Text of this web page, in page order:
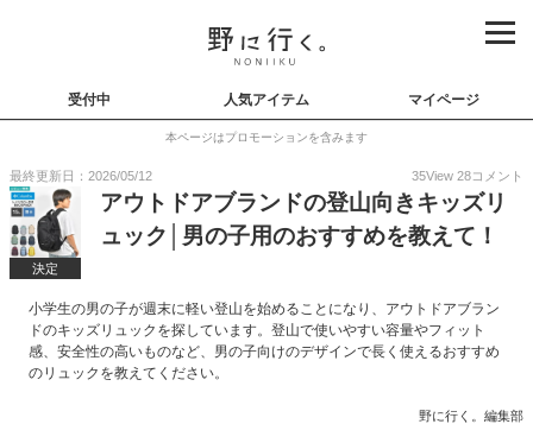
受付中 人気アイテム マイページ
本ページはプロモーションを含みます
最終更新日：2026/05/12 35View 28コメント
決定
アウトドアブランドの登山向きキッズリ
ュック│男の子用のおすすめを教えて！
小学生の男の子が週末に軽い登山を始めることになり、アウトドアブラン
ドのキッズリュックを探しています。登山で使いやすい容量やフィット
感、安全性の高いものなど、男の子向けのデザインで長く使えるおすすめ
のリュックを教えてください。
野に行く。編集部